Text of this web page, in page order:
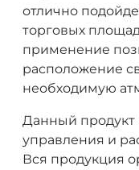
отлично
торговых
применение
расположение
необходимую
Данный продукт
управления и
Вся продукция